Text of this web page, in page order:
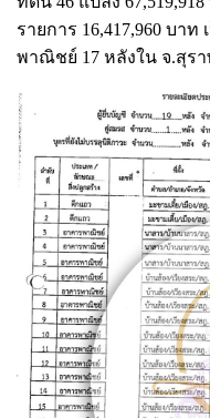
รายการ 16,417,960 บา
พาณิชย์ 17 หลังใน จ.สุร